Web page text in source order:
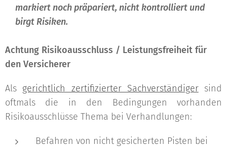
markiert noch präpariert, nicht kontrolliert und
birgt Risiken.
Achtung Risikoausschluss / Leistungsfreiheit für
den Versicherer
Als gerichtlich zertifizierter Sachverständigersind
oftmals die in den Bedingungen vorhanden
Risikoausschlüsse Thema bei Verhandlungen:
Befahren von nicht gesicherten Pisten bei